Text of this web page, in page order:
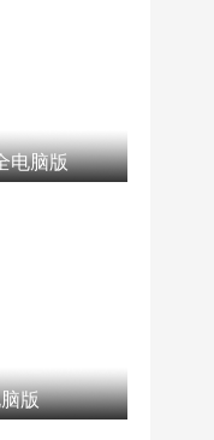
电脑版
版